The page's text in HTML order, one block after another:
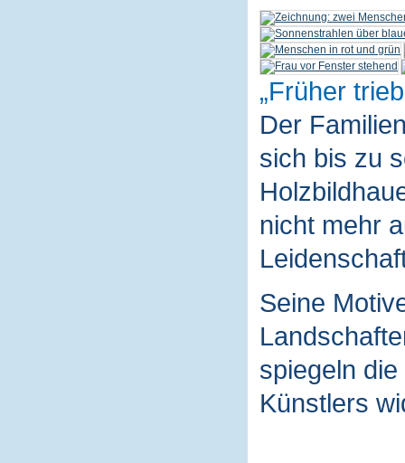
Früher
Der
sich bis zu
nicht mehr
Seine
spiegeln
Künstlers